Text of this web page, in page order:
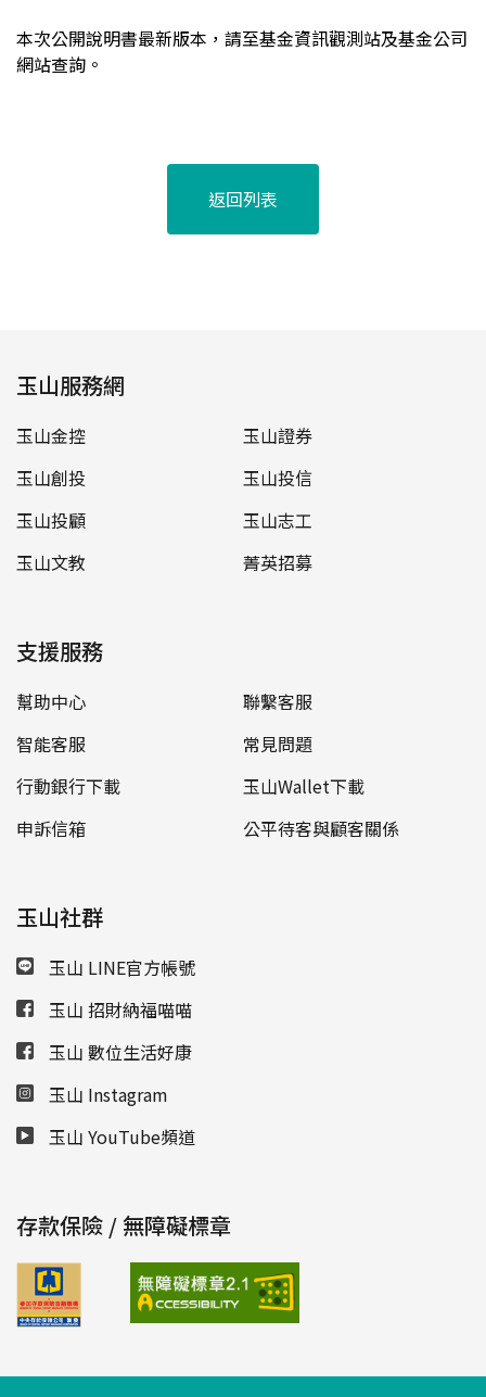
本次公開說明書最新版本，請至基金資訊觀測站及基金公司
網站查詢。
返回列表
玉山服務網
玉山金控
玉山證券
玉山創投
玉山投信
玉山投顧
玉山志工
玉山文教
菁英招募
支援服務
幫助中心
聯繫客服
智能客服
常見問題
行動銀行下載
玉山Wallet下載
申訴信箱
公平待客與顧客關係
玉山社群
玉山 LINE官方帳號
玉山 招財納福喵喵
玉山 數位生活好康
玉山 Instagram
玉山 YouTube頻道
存款保險 / 無障礙標章